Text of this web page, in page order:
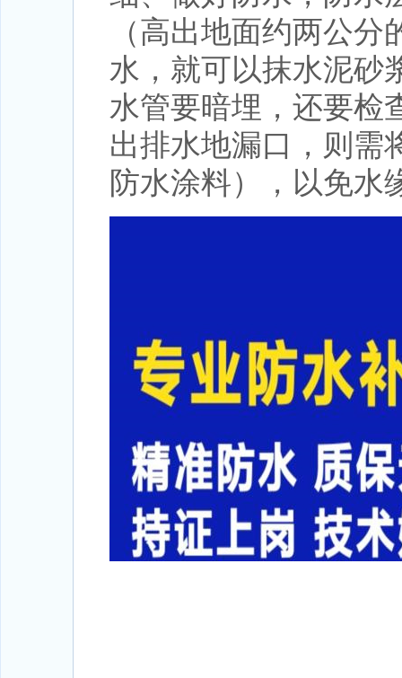
（高出地面约两公
水，就可以抹水泥砂
水管要暗埋，还要检
出排水地漏口，则需
防水涂料），以免水